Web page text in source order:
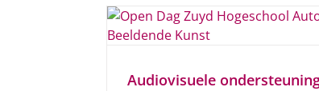
Audiovisuele